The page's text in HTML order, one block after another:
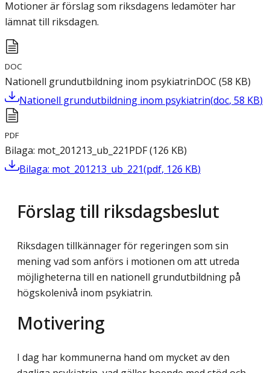
Motioner är förslag som riksdagens ledamöter har
lämnat till riksdagen.
DOC
Nationell grundutbildning inom psykiatrinDOC (58 KB)
Nationell grundutbildning inom psykiatrin(doc, 58 KB)
PDF
Bilaga: mot_201213_ub_221PDF(126 KB)
Bilaga: mot_201213_ub_221(pdf, 126 KB)
Förslag till riksdagsbeslut
Riksdagen tillkännager för regeringen som sin
mening vad som anförs i motionen om att utreda
möjligheterna till en nationell grundutbildning på
högskolenivå inom psykiatrin.
Motivering
I dag har kommunerna hand om mycket av den